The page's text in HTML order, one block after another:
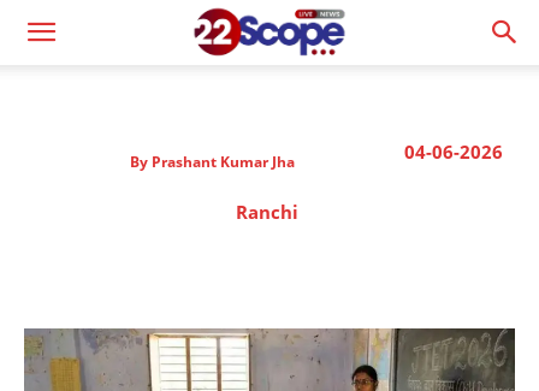
04-06-2026
By Prashant Kumar Jha
Ranchi